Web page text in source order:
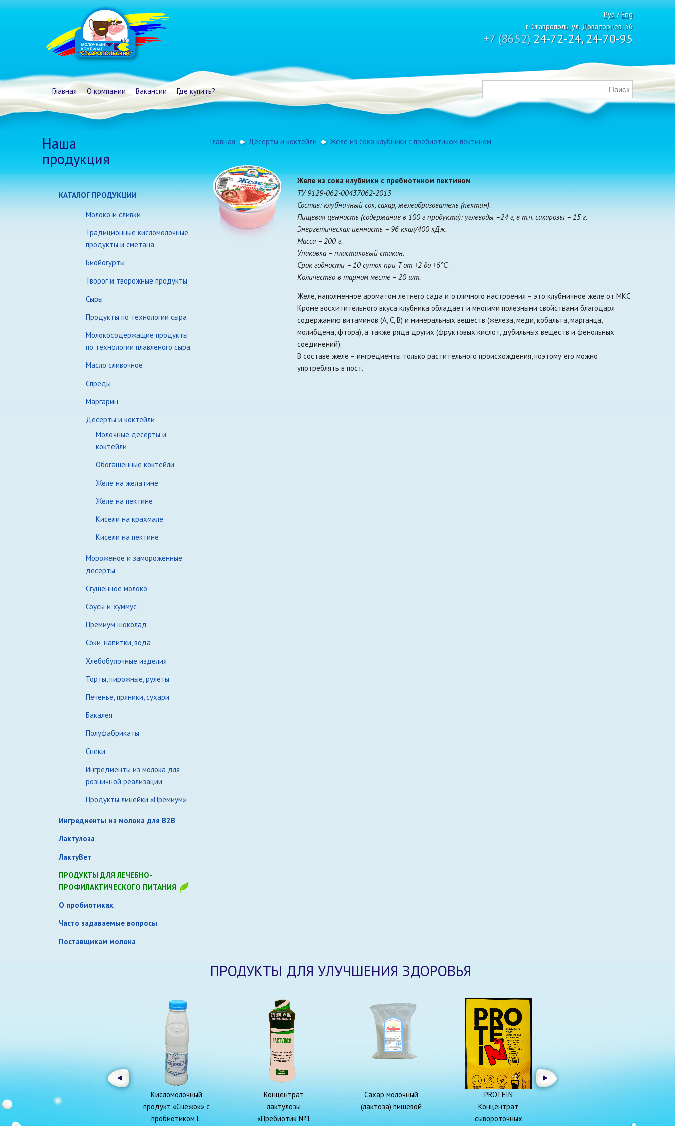
Главная О компании Вакансии Где купить?
Рус /Eng
г. Ставрополь, ул. Доваторцев, 36
+7 (8652) 24-72-24, 24-70-95
Наша
продукция
КАТАЛОГ ПРОДУКЦИИ
Молоко и сливки
Традиционные кисломолочные
продукты и сметана
Биойогурты
Творог и творожные продукты
Сыры
Продукты по технологии сыра
Молокосодержащие продукты
по технологии плавленого сыра
Масло сливочное
Спреды
Маргарин
Десерты и коктейли
Молочные десерты и
коктейли
Обогащенные коктейли
Желе на желатине
Желе на пектине
Кисели на крахмале
Кисели на пектине
Мороженое и замороженные
десерты
Сгущенное молоко
Соусы и хуммус
Премиум шоколад
Соки, напитки, вода
Хлебобулочные изделия
Торты, пирожные, рулеты
Печенье, пряники, сухари
Бакалея
Полуфабрикаты
Снеки
Ингредиенты из молока для
розничной реализации
Продукты линейки «Премиум»
Ингредиенты из молока для B2B
Лактулоза
ЛактуВет
ПРОДУКТЫ ДЛЯ ЛЕЧЕБНО-
ПРОФИЛАКТИЧЕСКОГО ПИТАНИЯ
О пробиотиках
Часто задаваемые вопросы
Поставщикам молока
Главная Десерты и коктейли Желе из сока клубники с пребиотиком пектином
Желе из сока клубники с пребиотиком пектином
ТУ 9129-062-00437062-2013
Состав: клубничный сок, сахар, желеобразователь (пектин).
Пищевая ценность (содержание в 100 г продукта): углеводы –24 г, в т.ч. сахарозы – 15 г.
Энергетическая ценность – 96 ккал/400 кДж.
Масса – 200 г.
Упаковка – пластиковый стакан.
Срок годности – 10 суток при T от +2 до +6°С.
Количество в тарном месте – 20 шт.
Желе, наполненное ароматом летнего сада и отличного настроения – это клубничное желе от МКС.
Кроме восхитительного вкуса клубника обладает и многими полезными свойствами благодаря
содержанию витаминов (А, С, В) и минеральных веществ (железа, меди, кобальта, марганца,
молибдена, фтора), а также ряда других (фруктовых кислот, дубильных веществ и фенольных
соединений).
В составе желе – ингредиенты только растительного происхождения, поэтому его можно
употреблять в пост.
ПРОДУКТЫ ДЛЯ УЛУЧШЕНИЯ ЗДОРОВЬЯ
Кисломолочный
продукт «Снежок» с
пробиотиком L.
Концентрат
лактулозы
«Пребиотик №1
Сахар молочный
(лактоза) пищевой
PROTEIN
Концентрат
сывороточных